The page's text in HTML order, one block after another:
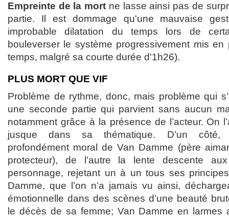
Empreinte de la mort ne lasse ainsi pas de
partie. Il est dommage qu'une mauvaise
improbable dilatation du temps lors de
bouleverser le système progressivement mis
temps, malgré sa courte durée d'1h26).
PLUS MORT QUE VIF
Problème de rythme, donc, mais problème qui
une seconde partie qui parvient sans aucun
notamment grâce à la présence de l’acteur. On
jusque dans sa thématique. D’un côté,
profondément moral de Van Damme (père
protecteur), de l’autre la lente descente
personnage, rejetant un à un tous ses
Damme, que l’on n’a jamais vu ainsi,
émotionnelle dans des scènes d’une beauté
le décès de sa femme; Van Damme en larmes